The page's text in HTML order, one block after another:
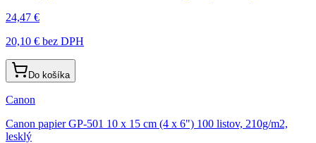
24,47 €
20,10 € bez DPH
Do košíka
Canon
Canon papier GP-501 10 x 15 cm (4 x 6") 100 listov, 210g/m2,
lesklý